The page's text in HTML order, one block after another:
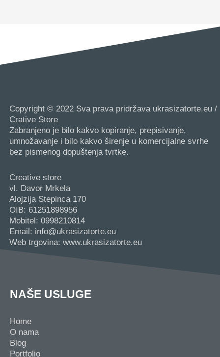
Copyright © 2022 Sva prava pridržava ukrasizatorte.eu /
Crative Store
Zabranjeno je bilo kakvo kopiranje, prepisivanje,
umnožavanje i bilo kakvo širenje u komercijalne svrhe
bez pismenog dopuštenja tvrtke.
Creative store
vl. Davor Mrkela
Alojzija Stepinca 170
OIB: 61251898956
Mobitel: 0998210814
Email: info@ukrasizatorte.eu
Web trgovina: www.ukrasizatorte.eu
NAŠE USLUGE
Home
O nama
Blog
Portfolio